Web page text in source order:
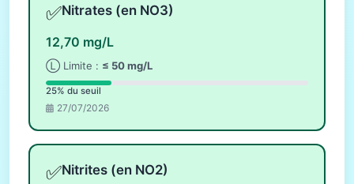
✅Nitrates (en NO3)
12,70 mg/L
Ⓛ Limite : ≤ 50 mg/L
25% du seuil
27/07/2026
✅Nitrites (en NO2)